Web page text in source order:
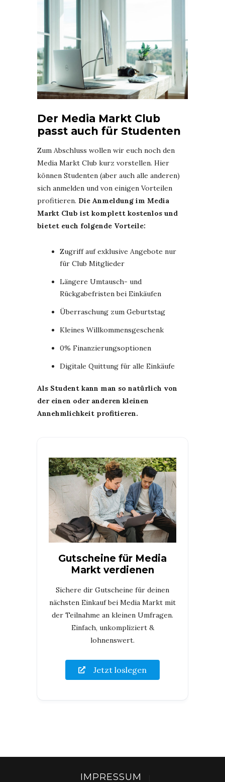
Der Media Markt Club
passt auch für Studenten
Zum Abschluss wollen wir euch noch den
Media Markt Club kurz vorstellen. Hier
können Studenten (aber auch alle anderen)
sich anmelden und von einigen Vorteilen
profitieren. Die Anmeldung im Media
Markt Club ist komplett kostenlos und
bietet euch folgende Vorteile:
Zugriff auf exklusive Angebote nur
für Club Mitglieder
Längere Umtausch- und
Rückgabefristen bei Einkäufen
Überraschung zum Geburtstag
Kleines Willkommensgeschenk
0% Finanzierungsoptionen
Digitale Quittung für alle Einkäufe
Als Student kann man so natürlich von
der einen oder anderen kleinen
Annehmlichkeit profitieren.
Gutscheine für Media
Markt verdienen
Sichere dir Gutscheine für deinen
nächsten Einkauf bei Media Markt mit
der Teilnahme an kleinen Umfragen.
Einfach, unkompliziert &
lohnenswert.
Jetzt loslegen
IMPRESSUM